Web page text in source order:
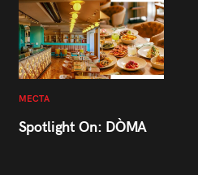
МЕСТА
Spotlight On: DÒMA